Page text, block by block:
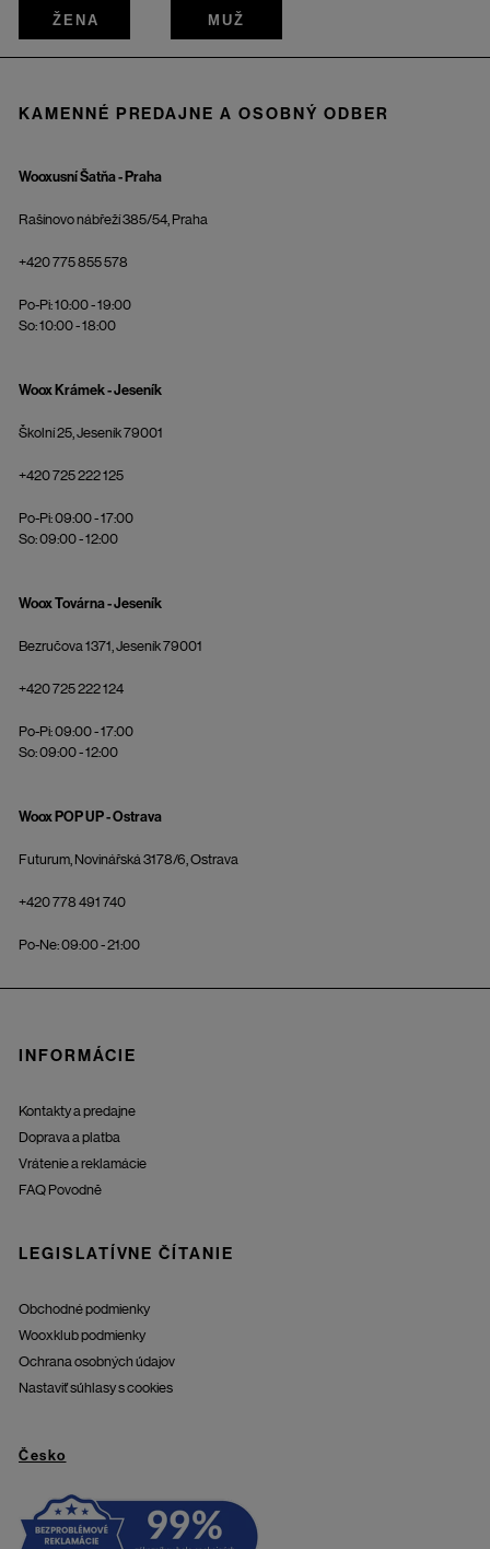
ŽENA MUŽ
KAMENNÉ PREDAJNE A OSOBNÝ ODBER
Wooxusní Šatňa - Praha
Rašínovo nábřeží 385/54, Praha
+420 775 855 578
Po-Pi: 10:00 - 19:00
So: 10:00 - 18:00
Woox Krámek - Jeseník
Školní 25, Jeseník 79001
+420 725 222 125
Po-Pi: 09:00 - 17:00
So: 09:00 - 12:00
Woox Továrna - Jeseník
Bezručova 1371, Jeseník 79001
+420 725 222 124
Po-Pi: 09:00 - 17:00
So: 09:00 - 12:00
Woox POP UP - Ostrava
Futurum, Novinářská 3178/6, Ostrava
+420 778 491 740
Po-Ne: 09:00 - 21:00
INFORMÁCIE
Kontakty a predajne
Doprava a platba
Vrátenie a reklamácie
FAQ Povodně
LEGISLATÍVNE ČÍTANIE
Obchodné podmienky
Wooxklub podmienky
Ochrana osobných údajov
Nastaviť súhlasy s cookies
Česko